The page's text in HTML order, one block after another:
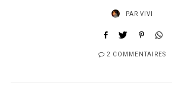
PAR VIVI
2 COMMENTAIRES